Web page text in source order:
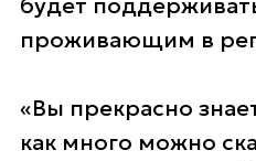
проживающим в
«Вы прекрасно
как много можно